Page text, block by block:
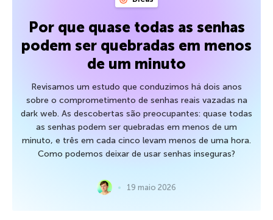
Por que quase todas as senhas
podem ser quebradas em menos
de um minuto
Revisamos um estudo que conduzimos há dois anos
sobre o comprometimento de senhas reais vazadas na
dark web. As descobertas são preocupantes: quase todas
as senhas podem ser quebradas em menos de um
minuto, e três em cada cinco levam menos de uma hora.
Como podemos deixar de usar senhas inseguras?
19 maio 2026